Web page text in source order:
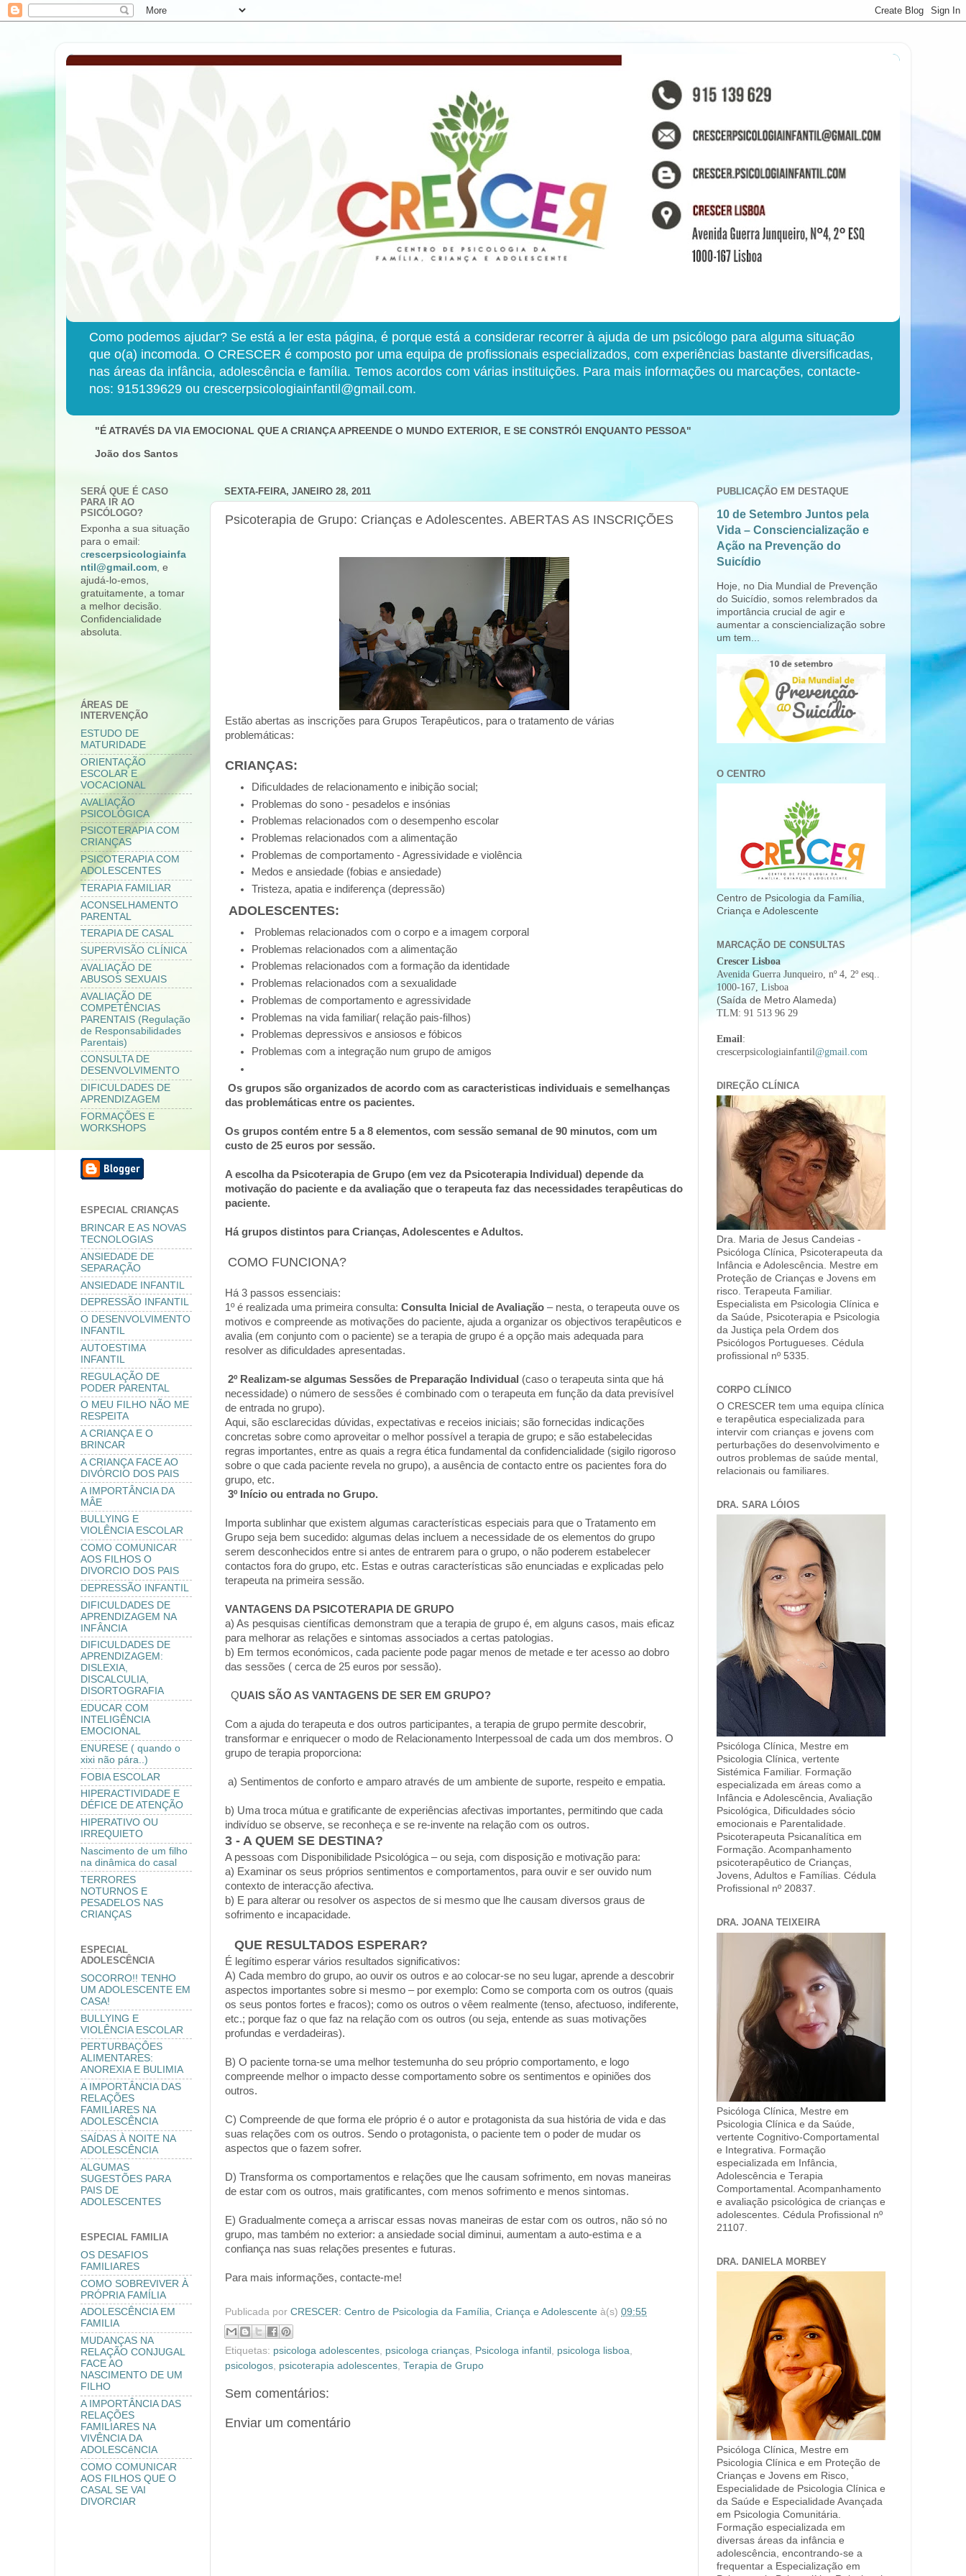
Como podemos ajudar? Se está a ler esta página, é porque está a considerar recorrer à ajuda de um psicólogo para alguma situação
que o(a) incomoda. O CRESCER é composto por uma equipa de profissionais especializados, com experiências bastante diversificadas,
nas áreas da infância, adolescência e família. Temos acordos com várias instituições. Para mais informações ou marcações, contacte-
nos: 915139629 ou crescerpsicologiainfantil@gmail.com.
"É ATRAVÉS DA VIA EMOCIONAL QUE A CRIANÇA APREENDE O MUNDO EXTERIOR, E SE CONSTRÓI ENQUANTO PESSOA"
João dos Santos
SEXTA-FEIRA, JANEIRO 28, 2011
Psicoterapia de Grupo: Crianças e Adolescentes. ABERTAS AS INSCRIÇÕES
Estão abertas as inscrições para Grupos Terapêuticos, para o tratamento de várias
problemáticas:
CRIANÇAS:
Dificuldades de relacionamento e inibição social;
Problemas do sono - pesadelos e insónias
Problemas relacionados com o desempenho escolar
Problemas relacionados com a alimentação
Problemas de comportamento - Agressividade e violência
Medos e ansiedade (fobias e ansiedade)
Tristeza, apatia e indiferença (depressão)
ADOLESCENTES:
Problemas relacionados com o corpo e a imagem corporal
Problemas relacionados com a alimentação
Problemas relacionados com a formação da identidade
Problemas relacionados com a sexualidade
Problemas de comportamento e agressividade
Problemas na vida familiar( relação pais-filhos)
Problemas depressivos e ansiosos e fóbicos
Problemas com a integração num grupo de amigos
Os grupos são organizados de acordo com as caracteristicas individuais e semelhanças
das problemáticas entre os pacientes.
Os grupos contém entre 5 a 8 elementos, com sessão semanal de 90 minutos, com um
custo de 25 euros por sessão.
A escolha da Psicoterapia de Grupo (em vez da Psicoterapia Individual) depende da
motivação do paciente e da avaliação que o terapeuta faz das necessidades terapêuticas do
paciente.
Há grupos distintos para Crianças, Adolescentes e Adultos.
COMO FUNCIONA?
Há 3 passos essenciais:
1º é realizada uma primeira consulta: Consulta Inicial de Avaliação – nesta, o terapeuta ouve os
motivos e compreende as motivações do paciente, ajuda a organizar os objectivos terapêuticos e
avalia (em conjunto com o paciente) se a terapia de grupo é a opção mais adequada para
resolver as dificuldades apresentadas.
2º Realizam-se algumas Sessões de Preparação Individual (caso o terapeuta sinta que há
necessidade) o número de sessões é combinado com o terapeuta em função da data previsível
de entrada no grupo).
Aqui, são esclarecidas dúvidas, expectativas e receios iniciais; são fornecidas indicações
concretas sobre como aproveitar o melhor possível a terapia de grupo; e são estabelecidas
regras importantes, entre as quais a regra ética fundamental da confidencialidade (sigilo rigoroso
sobre o que cada paciente revela no grupo), a ausência de contacto entre os pacientes fora do
grupo, etc.
3º Início ou entrada no Grupo.
Importa sublinhar que existem algumas características especiais para que o Tratamento em
Grupo seja bem sucedido: algumas delas incluem a necessidade de os elementos do grupo
serem desconhecidos entre si antes de entrarem para o grupo, o não poderem estabelecer
contactos fora do grupo, etc. Estas e outras características são enunciadas e explicadas pelo
terapeuta na primeira sessão.
VANTAGENS DA PSICOTERAPIA DE GRUPO
a) As pesquisas científicas demonstram que a terapia de grupo é, em alguns casos, mais eficaz
para melhorar as relações e sintomas associados a certas patologias.
b) Em termos económicos, cada paciente pode pagar menos de metade e ter acesso ao dobro
das sessões ( cerca de 25 euros por sessão).
QUAIS SÃO AS VANTAGENS DE SER EM GRUPO?
Com a ajuda do terapeuta e dos outros participantes, a terapia de grupo permite descobrir,
transformar e enriquecer o modo de Relacionamento Interpessoal de cada um dos membros. O
grupo de terapia proporciona:
a) Sentimentos de conforto e amparo através de um ambiente de suporte, respeito e empatia.
b) Uma troca mútua e gratificante de experiências afectivas importantes, permitindo que cada
indivíduo se observe, se reconheça e se re-invente na relação com os outros.
3 - A QUEM SE DESTINA?
A pessoas com Disponibilidade Psicológica – ou seja, com disposição e motivação para:
a) Examinar os seus próprios sentimentos e comportamentos, para ouvir e ser ouvido num
contexto de interacção afectiva.
b) E para alterar ou resolver os aspectos de si mesmo que lhe causam diversos graus de
sofrimento e incapacidade.
QUE RESULTADOS ESPERAR?
É legítimo esperar vários resultados significativos:
A) Cada membro do grupo, ao ouvir os outros e ao colocar-se no seu lugar, aprende a descobrir
aspectos importantes sobre si mesmo – por exemplo: Como se comporta com os outros (quais
os seus pontos fortes e fracos); como os outros o vêem realmente (tenso, afectuoso, indiferente,
etc.; porque faz o que faz na relação com os outros (ou seja, entende as suas motivações
profundas e verdadeiras).
B) O paciente torna-se uma melhor testemunha do seu próprio comportamento, e logo
compreende melhor o impacto desse comportamento sobre os sentimentos e opiniões dos
outros.
C) Compreende de que forma ele próprio é o autor e protagonista da sua história de vida e das
suas relações com os outros. Sendo o protagonista, o paciente tem o poder de mudar os
aspectos que o fazem sofrer.
D) Transforma os comportamentos e relações que lhe causam sofrimento, em novas maneiras
de estar com os outros, mais gratificantes, com menos sofrimento e menos sintomas.
E) Gradualmente começa a arriscar essas novas maneiras de estar com os outros, não só no
grupo, mas também no exterior: a ansiedade social diminui, aumentam a auto-estima e a
confiança nas suas relações presentes e futuras.
Para mais informações, contacte-me!
Publicada por CRESCER: Centro de Psicologia da Família, Criança e Adolescente à(s) 09:55
Etiquetas: psicologa adolescentes psicologa crianças Psicologa infantil psicologa lisboa
psicologos psicoterapia adolescentes Terapia de Grupo
Sem comentários:
Enviar um comentário
SERÁ QUE É CASO
PARA IR AO
PSICÓLOGO?
Exponha a sua situação
para o email:
crescerpsicologiainfa
ntil@gmail.com, e
ajudá-lo-emos,
gratuitamente, a tomar
a melhor decisão.
Confidencialidade
absoluta.
ÁREAS DE
INTERVENÇÃO
ESTUDO DE
MATURIDADE
ORIENTAÇÃO
ESCOLAR E
VOCACIONAL
AVALIAÇÃO
PSICOLÓGICA
PSICOTERAPIA COM
CRIANÇAS
PSICOTERAPIA COM
ADOLESCENTES
TERAPIA FAMILIAR
ACONSELHAMENTO
PARENTAL
TERAPIA DE CASAL
SUPERVISÃO CLÍNICA
AVALIAÇÃO DE
ABUSOS SEXUAIS
AVALIAÇÃO DE
COMPETÊNCIAS
PARENTAIS (Regulação
de Responsabilidades
Parentais)
CONSULTA DE
DESENVOLVIMENTO
DIFICULDADES DE
APRENDIZAGEM
FORMAÇÕES E
WORKSHOPS
ESPECIAL CRIANÇAS
BRINCAR E AS NOVAS
TECNOLOGIAS
ANSIEDADE DE
SEPARAÇÃO
ANSIEDADE INFANTIL
DEPRESSÃO INFANTIL
O DESENVOLVIMENTO
INFANTIL
AUTOESTIMA
INFANTIL
REGULAÇÃO DE
PODER PARENTAL
O MEU FILHO NÃO ME
RESPEITA
A CRIANÇA E O
BRINCAR
A CRIANÇA FACE AO
DIVÓRCIO DOS PAIS
A IMPORTÂNCIA DA
MÂE
BULLYING E
VIOLÊNCIA ESCOLAR
COMO COMUNICAR
AOS FILHOS O
DIVORCIO DOS PAIS
DEPRESSÃO INFANTIL
DIFICULDADES DE
APRENDIZAGEM NA
INFÂNCIA
DIFICULDADES DE
APRENDIZAGEM:
DISLEXIA,
DISCALCULIA,
DISORTOGRAFIA
EDUCAR COM
INTELIGÊNCIA
EMOCIONAL
ENURESE ( quando o
xixi não pára..)
FOBIA ESCOLAR
HIPERACTIVIDADE E
DÉFICE DE ATENÇÃO
HIPERATIVO OU
IRREQUIETO
Nascimento de um filho
na dinâmica do casal
TERRORES
NOTURNOS E
PESADELOS NAS
CRIANÇAS
ESPECIAL
ADOLESCÊNCIA
SOCORRO!! TENHO
UM ADOLESCENTE EM
CASA!
BULLYING E
VIOLÊNCIA ESCOLAR
PERTURBAÇÔES
ALIMENTARES:
ANOREXIA E BULIMIA
A IMPORTÂNCIA DAS
RELAÇÕES
FAMILIARES NA
ADOLESCÊNCIA
SAÍDAS À NOITE NA
ADOLESCÊNCIA
ALGUMAS
SUGESTÕES PARA
PAIS DE
ADOLESCENTES
ESPECIAL FAMILIA
OS DESAFIOS
FAMILIARES
COMO SOBREVIVER À
PRÓPRIA FAMÍLIA
ADOLESCÊNCIA EM
FAMILIA
MUDANÇAS NA
RELAÇÃO CONJUGAL
FACE AO
NASCIMENTO DE UM
FILHO
A IMPORTÂNCIA DAS
RELAÇÕES
FAMILIARES NA
VIVÊNCIA DA
ADOLESCêNCIA
COMO COMUNICAR
AOS FILHOS QUE O
CASAL SE VAI
DIVORCIAR
PUBLICAÇÃO EM DESTAQUE
10 de Setembro Juntos pela
Vida – Consciencialização e
Ação na Prevenção do
Suicídio
Hoje, no Dia Mundial de Prevenção
do Suicídio, somos relembrados da
importância crucial de agir e
aumentar a consciencialização sobre
um tem...
O CENTRO
Centro de Psicologia da Família,
Criança e Adolescente
MARCAÇÃO DE CONSULTAS
Crescer Lisboa
Avenida Guerra Junqueiro, nº 4, 2º esq..
1000-167, Lisboa
(Saída de Metro Alameda)
TLM: 91 513 96 29
Email:
crescerpsicologiainfantil@gmail.com
DIREÇÃO CLÍNICA
Dra. Maria de Jesus Candeias -
Psicóloga Clínica, Psicoterapeuta da
Infância e Adolescência. Mestre em
Proteção de Crianças e Jovens em
risco. Terapeuta Familiar.
Especialista em Psicologia Clínica e
da Saúde, Psicoterapia e Psicologia
da Justiça pela Ordem dos
Psicólogos Portugueses. Cédula
profissional nº 5335.
CORPO CLÍNICO
O CRESCER tem uma equipa clínica
e terapêutica especializada para
intervir com crianças e jovens com
perturbações do desenvolvimento e
outros problemas de saúde mental,
relacionais ou familiares.
DRA. SARA LÓIOS
Psicóloga Clínica, Mestre em
Psicologia Clínica, vertente
Sistémica Familiar. Formação
especializada em áreas como a
Infância e Adolescência, Avaliação
Psicológica, Dificuldades sócio
emocionais e Parentalidade.
Psicoterapeuta Psicanalítica em
Formação. Acompanhamento
psicoterapêutico de Crianças,
Jovens, Adultos e Famílias. Cédula
Profissional nº 20837.
DRA. JOANA TEIXEIRA
Psicóloga Clínica, Mestre em
Psicologia Clínica e da Saúde,
vertente Cognitivo-Comportamental
e Integrativa. Formação
especializada em Infância,
Adolescência e Terapia
Comportamental. Acompanhamento
e avaliação psicológica de crianças e
adolescentes. Cédula Profissional nº
21107.
DRA. DANIELA MORBEY
Psicóloga Clínica, Mestre em
Psicologia Clínica e em Proteção de
Crianças e Jovens em Risco,
Especialidade de Psicologia Clínica e
da Saúde e Especialidade Avançada
em Psicologia Comunitária.
Formação especializada em
diversas áreas da infância e
adolescência, encontrando-se a
frequentar a Especialização em